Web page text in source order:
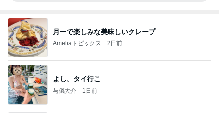
月一で楽しみな美味しいクレープ
Amebaトピックス 2日前
よし、タイ行こ
与儀大介 1日前